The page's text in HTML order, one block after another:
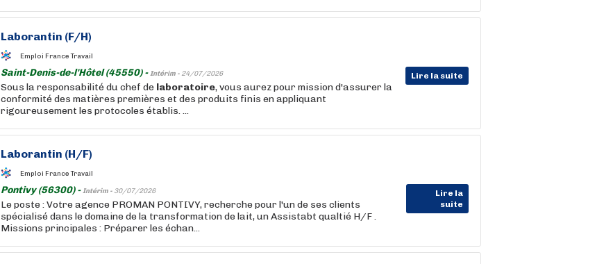
Laborantin (F/H)
Emploi France Travail
Saint-Denis-de-l'Hôtel (45550) -Intérim - 24/07/2026 Lire la suite
Sous la responsabilité du chef de laboratoire, vous aurez pour mission d'assurer la
conformité des matières premières et des produits finis en appliquant
rigoureusement les protocoles établis. ...
Laborantin (H/F)
Emploi France Travail
Pontivy (56300) -Intérim - 30/07/2026
Lire la
suite
Le poste : Votre agence PROMAN PONTIVY, recherche pour l'un de ses clients
spécialisé dans le domaine de la transformation de lait, un Assistabt qualtié H/F .
Missions principales : Préparer les échan...